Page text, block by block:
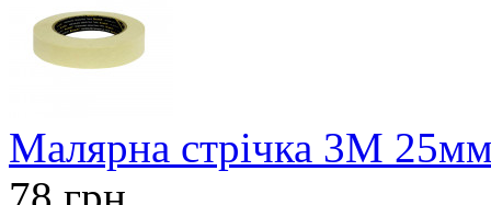
Малярна стрічка 3M